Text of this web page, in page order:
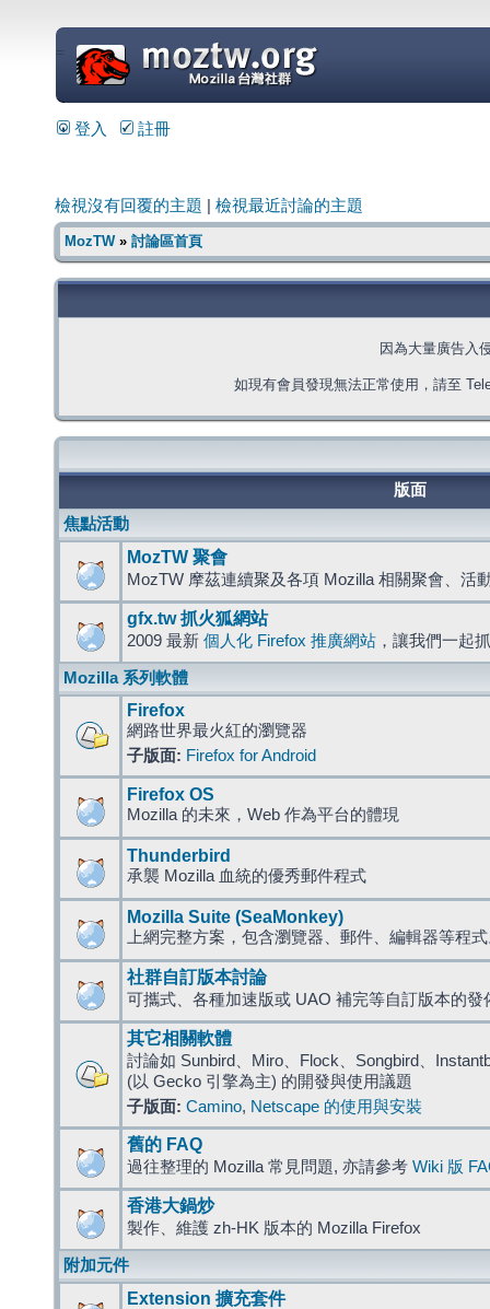
=
登入 註冊
檢視沒有回覆的主題 檢視最近討論的主題
MozTW» 討論區首頁
因為大量廣告入
如現有會員發現無法正常使用，請至
版面
焦點活動
MozTW 聚會
MozTW 摩茲連續聚及各項 Mozilla 相關聚會、活
gfx.tw 抓火狐網站
2009 最新 個人化 Firefox 推廣網站 ，讓我們一起
Mozilla 系列軟體
Firefox
網路世界最火紅的瀏覽器
子版面: Firefox for Android
Firefox OS
Mozilla 的未來，Web 作為平台的體現
Thunderbird
承襲 Mozilla 血統的優秀郵件程式
Mozilla Suite (SeaMonkey)
上網完整方案，包含瀏覽器、郵件、編輯器等程
社群自訂版本討論
可攜式、各種加速版或 UAO 補完等自訂版本的發
其它相關軟體
討論如 Sunbird、Miro、Flock、Songbird、
(以 Gecko 引擎為主) 的開發與使用議題
子版面: Camino, Netscape 的使用與安裝
舊的 FAQ
過往整理的 Mozilla 常見問題, 亦請參考 Wiki 版
香港大鍋炒
製作、維護 zh-HK 版本的 Mozilla Firefox
附加元件
Extension 擴充套件